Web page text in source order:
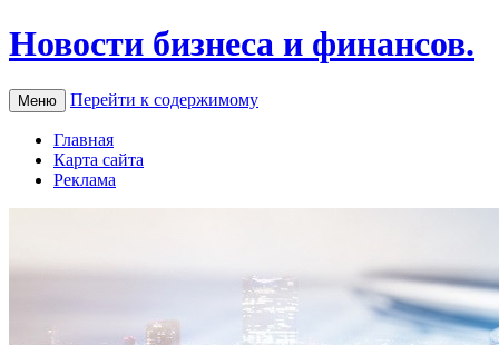
Новости бизнеса и финансов.
Меню Перейти к содержимому
Главная
Карта сайта
Реклама